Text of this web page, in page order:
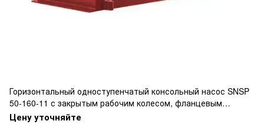
Горизонтальный одноступенчатый консольный насос SNSP
50-160-11 с закрытым рабочим колесом, фланцевым
подключением, изготовлен из чугуна.
Цену уточняйте